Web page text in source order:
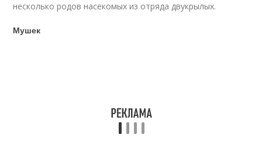
несколько родов насекомых из отряда двукрылых.
Мушек